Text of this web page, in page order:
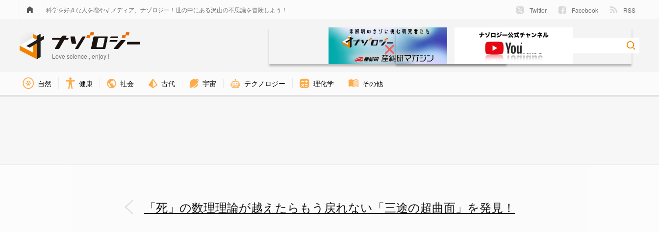
科学を好きな人を増やすメディア、ナゾロジー！世の中にある沢山の不思議を冒険しよう！ Twitter Facebook RSS
Love science , enjoy !
自然 健康 社会 古代 宇宙 テクノロジー 理化学 その他
「死」の数理理論が越えたらもう戻れない「三途の超曲面」を発見！